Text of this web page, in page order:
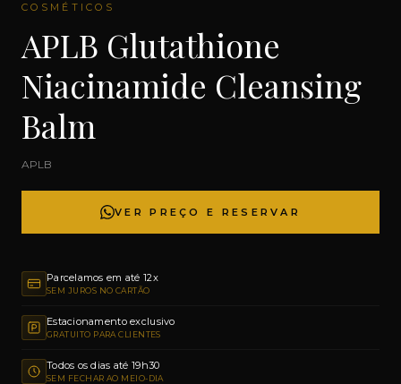
COSMÉTICOS
APLB Glutathione
Niacinamide Cleansing
Balm
APLB
VER PREÇO E RESERVAR
Parcelamos em até 12x
SEM JUROS NO CARTÃO
Estacionamento exclusivo
GRATUITO PARA CLIENTES
Todos os dias até 19h30
SEM FECHAR AO MEIO-DIA